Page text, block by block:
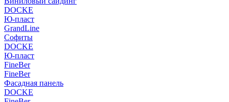
DOCKE
Ю-пласт
GrandLine
Софиты
DOCKE
Ю-пласт
FineBer
FineBer
Фасадная панель
DOCKE